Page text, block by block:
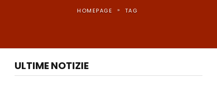
HOMEPAGE » TAG
ULTIME NOTIZIE